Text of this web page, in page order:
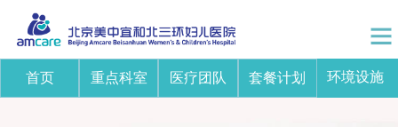
首页 重点科室 医疗团队 套餐计划 环境设施